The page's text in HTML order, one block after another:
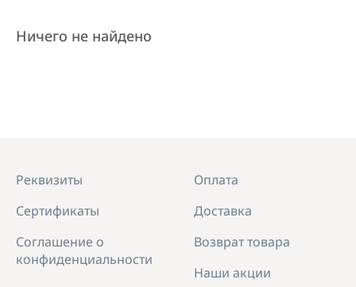
Ничего не найдено
Реквизиты
Сертификаты
Соглашение о
конфиденциальности
Оплата
Доставка
Возврат товара
Наши акции